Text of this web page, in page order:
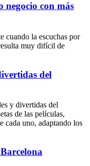
negocio con más
cuando la escuchas por
muy difícil de
del
y divertidas del
de las películas,
cada uno, adaptando los